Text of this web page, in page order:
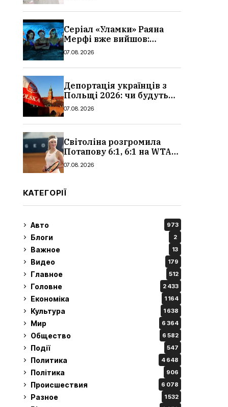
Серіал «Уламки» Раяна
Мерфі вже вийшов:
сюжет, актори та всі
07.08.2026
Депортація українців з
Польщі 2026: чи будуть
висилати українських
07.08.2026
Світоліна розгромила
Потапову 6:1, 6:1 на WTA
1000 у Торонто
07.08.2026
КАТЕГОРІЇ
Авто 973
Блоги 2
Важное 13
Видео 179
Главное 512
Головне 2 433
Економіка 1 164
Культура 1 638
Мир 6 364
Общество 6 582
Події 547
Политика 4 648
Політика 906
Происшествия 6 078
Разное 1 532